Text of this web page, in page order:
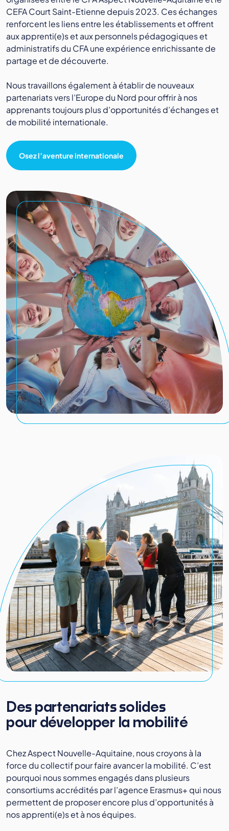
CEFA Court Saint-Etienne depuis 2023. Ces échanges
renforcent les liens entre les établissements et offrent
aux apprenti(e)s et aux personnels pédagogiques et
administratifs du CFA une expérience enrichissante de
partage et de découverte.
Nous travaillons également à établir de nouveaux
partenariats vers l’Europe du Nord pour offrir à nos
apprenants toujours plus d’opportunités d’échanges et
de mobilité internationale.
Osez l’aventure internationale
Des partenariats solides
pour développer la mobilité
Chez Aspect Nouvelle-Aquitaine, nous croyons à la
force du collectif pour faire avancer la mobilité. C’est
pourquoi nous sommes engagés dans plusieurs
consortiums accrédités par l’agence Erasmus+ qui nous
permettent de proposer encore plus d’opportunités à
nos apprenti(e)s et à nos équipes.